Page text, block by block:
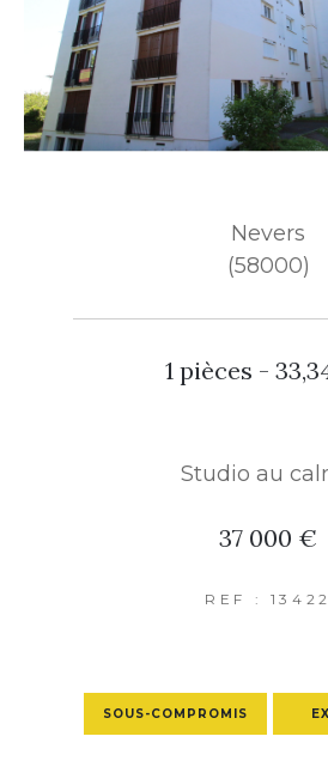
Nevers
(58000)
1 pièces -
Studio au
37 000 €
REF : 13422
SOUS-COMPROMIS